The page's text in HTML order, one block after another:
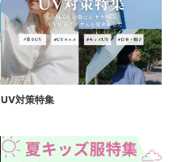
UV対策特集